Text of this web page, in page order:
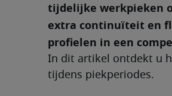
tijdelijke werkpieken
extra continuïteit en
profielen in een
In dit artikel ontdekt u
tijdens piekperiodes.